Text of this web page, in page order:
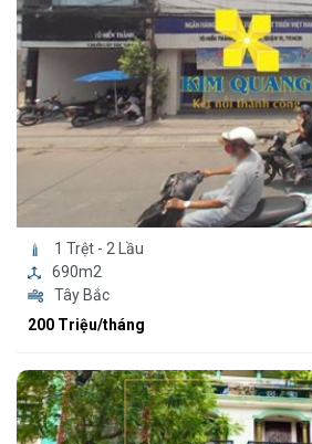
1 Trệt - 2 Lầu
690m2
Tây Bắc
200 Triệu/tháng